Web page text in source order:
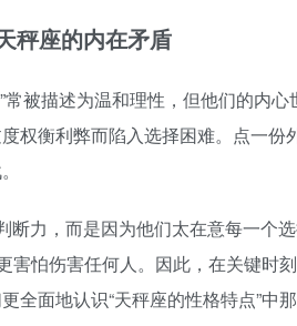
秤座的内在矛盾
常被描述为温和理性，但他们的内
权衡利弊而陷入选择困难。点一
断力，而是因为他们太在意每一个
害怕伤害任何人。因此，在关键时
全面地认识“天秤座的性格特点”中